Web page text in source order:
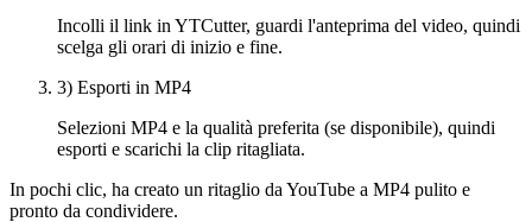
Incolli il link in YTCutter, guardi l'anteprima del video, quindi
scelga gli orari di inizio e fine.
3) Esporti in MP4
Selezioni MP4 e la qualità preferita (se disponibile), quindi
esporti e scarichi la clip ritagliata.
In pochi clic, ha creato un ritaglio da YouTube a MP4 pulito e
pronto da condividere.